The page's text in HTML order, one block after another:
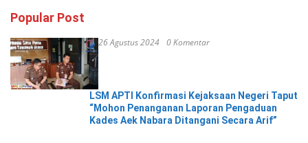
Popular Post
26 Agustus 2024 0 Komentar
LSM APTI Konfirmasi Kejaksaan Negeri Taput
“Mohon Penanganan Laporan Pengaduan
Kades Aek Nabara Ditangani Secara Arif”